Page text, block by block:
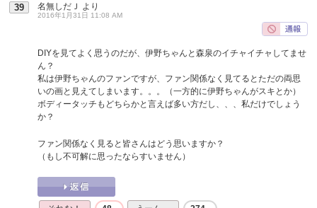
39 名無しだＪ より
2016年1月31日 11:08 AM
DIYを見てよく思うのだが、伊野ちゃんと森泉のイチャイチャしてませ
ん？
私は伊野ちゃんのファンですが、ファン関係なく見てるとただの両思
いの画と見えてしまいます。。。（一方的に伊野ちゃんがスキとか）
ボディータッチもどちらかと言えば多い方だし、、、私だけでしょう
か？
ファン関係なく見ると皆さんはどう思いますか？
（もし不可解に思ったならすいません）